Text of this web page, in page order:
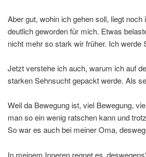
Aber gut, wohin ich gehen soll, liegt
deutlich geworden für mich. Etwas
nicht mehr so stark wir früher. Ich
Jetzt verstehe ich auch, warum ich auf
starken Sehnsucht gepackt werde. Als
Weil da Bewegung ist, viel Bewegung,
man so ein wenig ratschen kann und
So war es auch bei meiner Oma,
In meinem Inneren regnet es